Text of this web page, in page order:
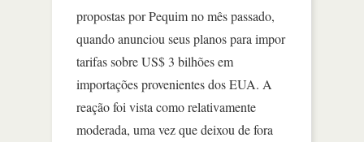
propostas por Pequim no mês passado,
quando anunciou seus planos para impor
tarifas sobre US$ 3 bilhões em
importações provenientes dos EUA. A
reação foi vista como relativamente
moderada, uma vez que deixou de fora